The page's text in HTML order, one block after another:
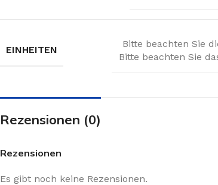
EINHEITEN
Bitte beachten Sie
Bitte beachten Sie
Rezensionen (0)
Rezensionen
Es gibt noch keine Rezensionen.